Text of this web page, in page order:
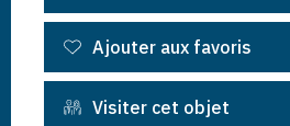
Ajouter aux favoris
Visiter cet objet